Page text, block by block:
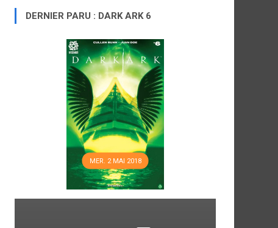
DERNIER PARU : DARK ARK 6
MER. 2 MAI 2018